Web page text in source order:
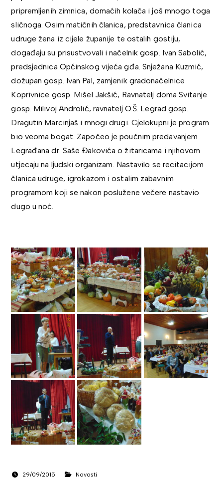
pripremljenih zimnica, domaćih kolača i još mnogo toga
sličnoga. Osim matičnih članica, predstavnica članica
udruge žena iz cijele županije te ostalih gostiju,
događaju su prisustvovali i načelnik gosp. Ivan Sabolić,
predsjednica Općinskog vijeća gđa. Snježana Kuzmić,
dožupan gosp. Ivan Pal, zamjenik gradonačelnice
Koprivnice gosp. Mišel Jakšić, Ravnatelj doma Svitanje
gosp. Milivoj Androlić, ravnatelj O.Š. Legrad gosp.
Dragutin Marcinjaš i mnogi drugi. Cjelokupni je program
bio veoma bogat. Započeo je poučnim predavanjem
Legrađana dr. Saše Đakovića o žitaricama i njihovom
utjecaju na ljudski organizam. Nastavilo se recitacijom
članica udruge, igrokazom i ostalim zabavnim
programom koji se nakon poslužene večere nastavio
dugo u noć.
29/09/2015 Novosti